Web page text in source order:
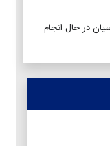
در حال انجام